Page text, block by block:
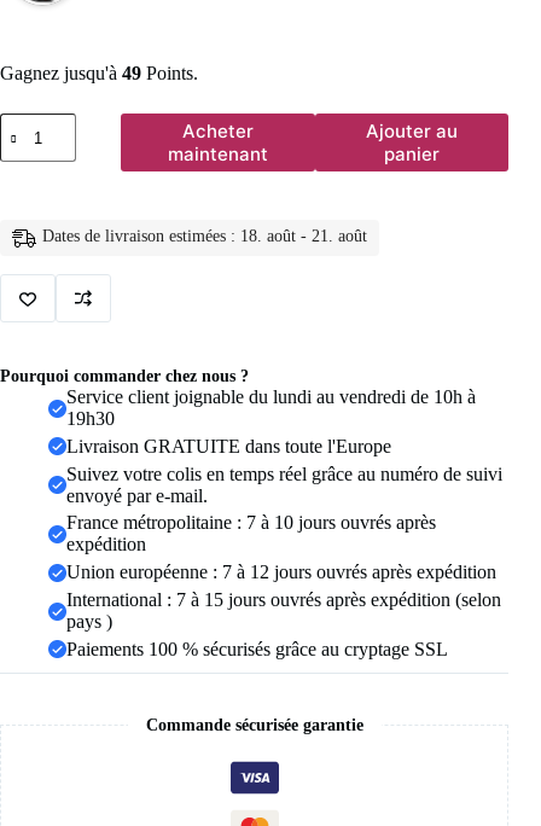
Gagnez jusqu'à 49 Points.
quantité
de
Bagues
couleur
pour
hommes
femmes,
bagues
inoxydable
cadeaux
mariage
Acheter
maintenant
Ajouter au
panier
Dates de livraison estimées : 18. août - 21. août
Pourquoi commander chez nous ?
Service client joignable du lundi au vendredi de 10h à
19h30
Livraison GRATUITE dans toute l'Europe
Suivez votre colis en temps réel grâce au numéro de suivi
envoyé par e-mail.
France métropolitaine : 7 à 10 jours ouvrés après
expédition
Union européenne : 7 à 12 jours ouvrés après expédition
International : 7 à 15 jours ouvrés après expédition (selon
pays )
Paiements 100 % sécurisés grâce au cryptage SSL
Commande sécurisée garantie